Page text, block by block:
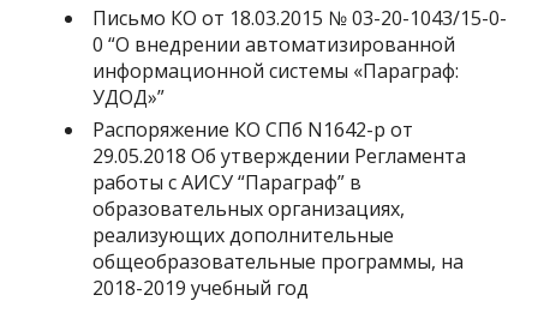
Письмо КО от 18.03.2015 № 03-20-1043/15-0-
0 “О внедрении автоматизированной
информационной системы «Параграф:
УДОД»”
Распоряжение КО СПб N1642-р от
29.05.2018 Об утверждении Регламента
работы с АИСУ “Параграф” в
образовательных организациях,
реализующих дополнительные
общеобразовательные программы, на
2018-2019 учебный год